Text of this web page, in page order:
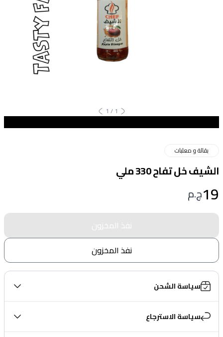
1
/
1
بقالة و معلبات
الشيف خل تفاح 330 ملي
19ج.م
نفذ المخزون
نفذ المخزون
سياسة الشحن
سياسة الاسترجاع